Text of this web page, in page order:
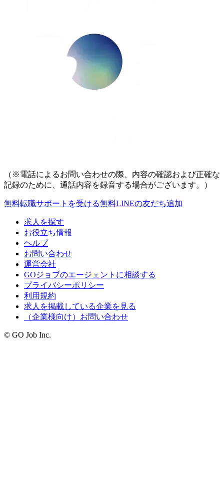
（※電話によるお問い合わせの際、内容の確認および正確な
記録のために、通話内容を録音する場合がございます。）
無料転職サポートを受ける無料LINEの友だち追加
求人を探す
お役立ち情報
ヘルプ
お問い合わせ
運営会社
GOジョブのエージェントに相談する
プライバシーポリシー
利用規約
求人を掲載している企業を見る
（企業様向け）お問い合わせ
© GO Job Inc.